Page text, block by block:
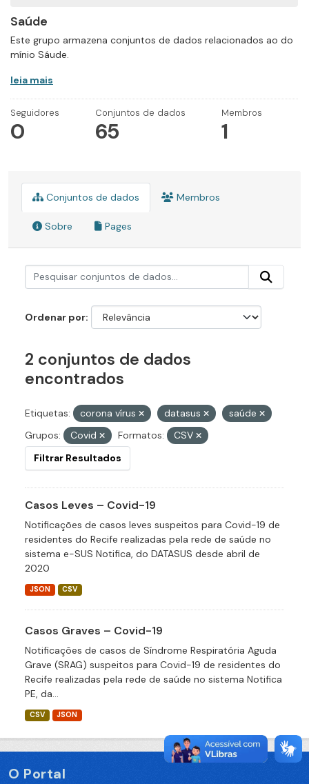
Saúde
Este grupo armazena conjuntos de dados relacionados ao do
mínio Sáude.
leia mais
Seguidores
0
Conjuntos de dados
65
Membros
1
Conjuntos de dados Membros
Sobre Pages
Ordenar por
2 conjuntos de dados
encontrados
Etiquetas: corona vírus datasus
saúde
Grupos:
Covid Formatos:
CSV
Filtrar Resultados
Casos Leves – Covid-19
Notificações de casos leves suspeitos para Covid-19 de
residentes do Recife realizadas pela rede de saúde no
sistema e-SUS Notifica, do DATASUS desde abril de
2020
JSON CSV
Casos Graves – Covid-19
Notificações de casos de Síndrome Respiratória Aguda
Grave (SRAG) suspeitos para Covid-19 de residentes do
Recife realizadas pela rede de saúde no sistema Notifica
PE, da...
CSV JSON
O Portal